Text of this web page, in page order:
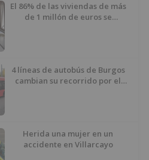
El 86% de las viviendas de más
de 1 millón de euros se
4 líneas de autobús de Burgos
cambian su recorrido por el
Herida una mujer en un
accidente en Villarcayo